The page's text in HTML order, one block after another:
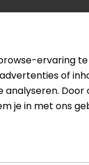
kom langs in één
en staan
ervaring te
of
analyseren. Door
je in met ons